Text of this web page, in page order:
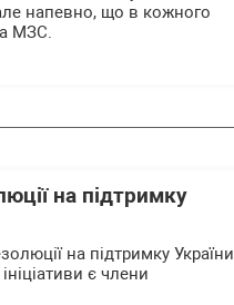
напевно, що в кожного
МЗС.
на підтримку
на підтримку України
є члени